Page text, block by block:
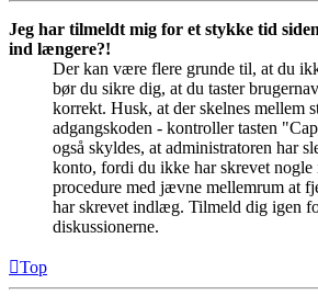
Jeg har tilmeldt mig for et stykke tid
ind længere?!
Der kan være flere grunde til, at du
bør du sikre dig, at du taster
korrekt. Husk, at der skelnes mellem
adgangskoden - kontroller tasten
også skyldes, at administratoren har
konto, fordi du ikke har skrevet
procedure med jævne mellemrum at
har skrevet indlæg. Tilmeld dig igen
diskussionerne.
Top